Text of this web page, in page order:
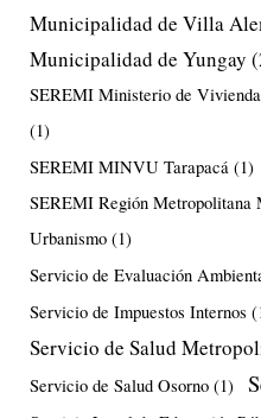
Municipalidad de Villa
Municipalidad de Yungay
SEREMI Ministerio de
(1)
SEREMI MINVU Tarapacá (1)
SEREMI Región
Urbanismo (1)
Servicio de Evaluación
Servicio de Impuestos Internos
Servicio de Salud
Servicio de Salud Osorno (1)